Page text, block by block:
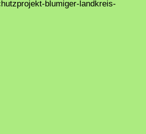
blumiger-landkreis-